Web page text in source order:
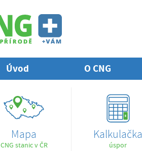
Úvod O CNG
Mapa
CNG stanic v ČR
Kalkulačka
úspor